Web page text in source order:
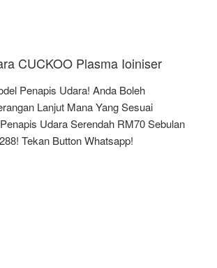
CUCKOO Plasma Ioiniser
Penapis Udara! Anda Boleh
Lanjut Mana Yang Sesuai
Udara Serendah RM70 Sebulan
Tekan Button Whatsapp!